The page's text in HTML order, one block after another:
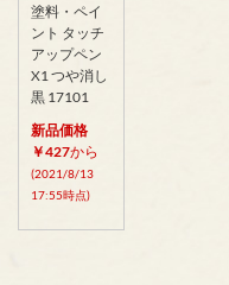
塗料・ペイ
ント タッチ
アップペン
X1 つや消し
黒 17101
新品価格
￥427から
(2021/8/13
17:55時点)